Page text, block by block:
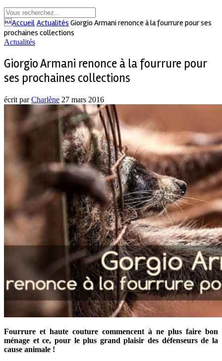
Accueil Actualités Giorgio Armani renonce à la fourrure pour ses
prochaines collections
Actualités
Giorgio Armani renonce à la fourrure pour
ses prochaines collections
écrit parCharlène 27 mars 2016
Fourrure et haute couture commencent à ne plus faire bon
ménage et ce, pour le plus grand plaisir des défenseurs de la
cause animale !